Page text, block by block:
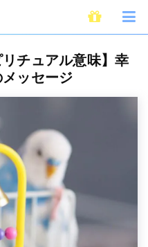
ンコのスピリチュアル意味】幸運を
リチュアル意味】幸
ッセージ